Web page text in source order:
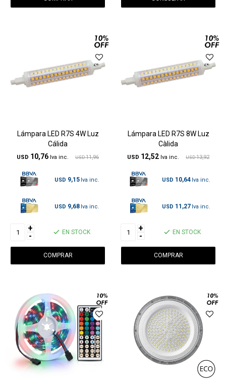
Lámpara LED R7S 4W Luz
Cálida
USD 10,76 USD 11,96
USD 9,15
USD 9,68
+
- EN STOCK
Lámpara LED R7S 8W Luz
Càlida
USD 12,52 USD 13,92
USD 10,64
USD 11,27
+
- EN STOCK